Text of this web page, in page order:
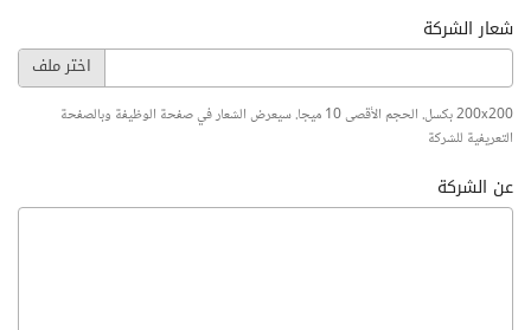
شعار الشركة
200x200 بكسل. الحجم الأقصى 10 ميجا. سيعرض الشعار في صفحة الوظيفة وبالصفحة
التعريفية للشركة
عن الشركة